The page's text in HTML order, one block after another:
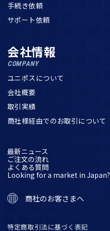
手続き依頼
サポート依頼
会社情報
COMPANY
ユニポスについて
会社概要
取引実績
商社様経由でのお取引について
最新ニュース
ご注文の流れ
よくある質問
Looking for a market in Japan?
商社のお客さまへ
特定商取引法に基づく表記